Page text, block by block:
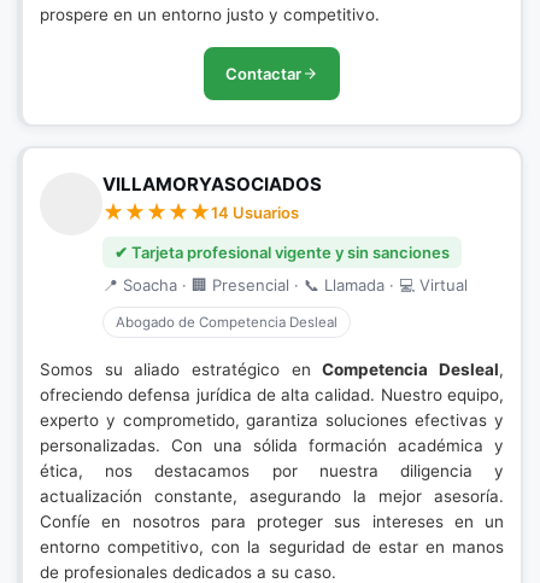
prospere en un entorno justo y competitivo.
Contactar
VILLAMORYASOCIADOS
14 Usuarios
✔ Tarjeta profesional vigente y sin sanciones
📍 Soacha · 🏢 Presencial · 📞 Llamada · 💻 Virtual
Abogado de Competencia Desleal
Somos su aliado estratégico enCompetencia Desleal,
ofreciendo defensa jurídica de alta calidad. Nuestro equipo,
experto y comprometido, garantiza soluciones efectivas y
personalizadas. Con una sólida formación académica y
ética, nos destacamos por nuestra diligencia y
actualización constante, asegurando la mejor asesoría.
Confíe en nosotros para proteger sus intereses en un
entorno competitivo, con la seguridad de estar en manos
de profesionales dedicados a su caso.